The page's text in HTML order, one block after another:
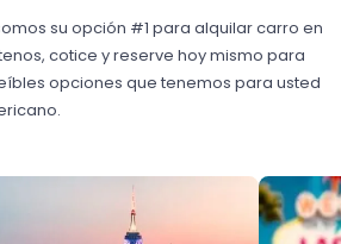
su opción #1 para alquilar carro en
cotice y reserve hoy mismo para
opciones que tenemos para usted